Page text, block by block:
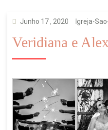
Junho 17 , 2020 Igreja-
Veridiana e